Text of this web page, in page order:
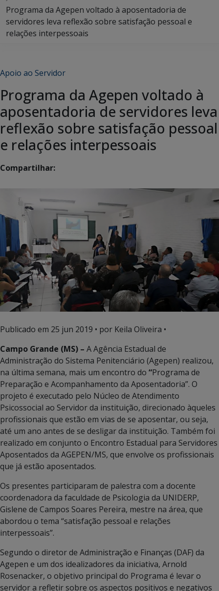
Programa da Agepen voltado à aposentadoria de
servidores leva reflexão sobre satisfação pessoal e
relações interpessoais
Apoio ao Servidor
Programa da Agepen voltado à
aposentadoria de servidores leva
reflexão sobre satisfação pessoal
e relações interpessoais
Compartilhar:
Publicado em 25 jun 2019 • por Keila Oliveira •
Campo Grande (MS) – A Agência Estadual de
Administração do Sistema Penitenciário (Agepen) realizou,
na última semana, mais um encontro do “Programa de
Preparação e Acompanhamento da Aposentadoria”. O
projeto é executado pelo Núcleo de Atendimento
Psicossocial ao Servidor da instituição, direcionado àqueles
profissionais que estão em vias de se aposentar, ou seja,
até um ano antes de se desligar da instituição. Também foi
realizado em conjunto o Encontro Estadual para Servidores
Aposentados da AGEPEN/MS, que envolve os profissionais
que já estão aposentados.
Os presentes participaram de palestra com a docente
coordenadora da faculdade de Psicologia da UNIDERP,
Gislene de Campos Soares Pereira, mestre na área, que
abordou o tema “satisfação pessoal e relações
interpessoais”.
Segundo o diretor de Administração e Finanças (DAF) da
Agepen e um dos idealizadores da iniciativa, Arnold
Rosenacker, o objetivo principal do Programa é levar o
servidor a refletir sobre os aspectos positivos e negativos